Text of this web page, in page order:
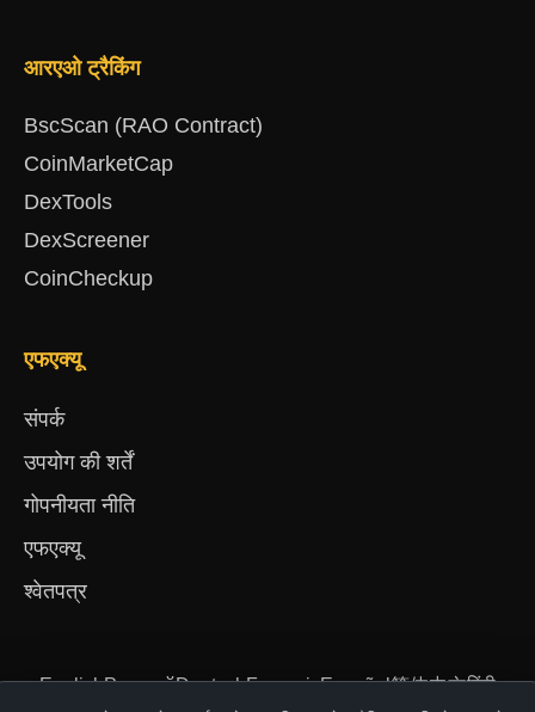
आरएओ ट्रैकिंग
BscScan (RAO Contract)
CoinMarketCap
DexTools
DexScreener
CoinCheckup
एफएक्यू
संपर्क
उपयोग की शर्तें
गोपनीयता नीति
एफएक्यू
श्वेतपत्र
EnglishРусскийDeutschFrançaisEspañol简体中文हिंदी